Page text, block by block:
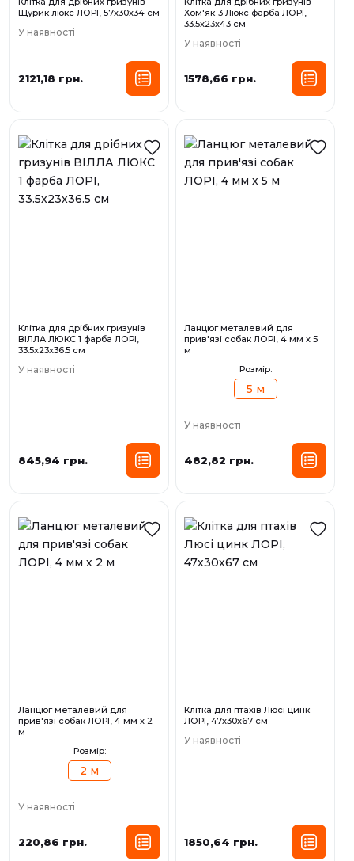
Щурик люкс ЛОРІ, 57х30х34 см
У наявності
2121,18 грн.
Хом'як-3 Люкс фарба ЛОРІ,
33.5х23х43 см
У наявності
1578,66 грн.
Клітка для дрібних гризунів
ВІЛЛА ЛЮКС 1 фарба ЛОРІ,
33.5х23х36.5 см
У наявності
845,94 грн.
Ланцюг металевий для
прив'язі собак ЛОРІ, 4 мм х 5
м
Розмір:
5 м
У наявності
482,82 грн.
Ланцюг металевий для
прив'язі собак ЛОРІ, 4 мм х 2
м
Розмір:
2 м
У наявності
220,86 грн.
Клітка для птахів Люсі цинк
ЛОРІ, 47х30х67 см
У наявності
1850,64 грн.